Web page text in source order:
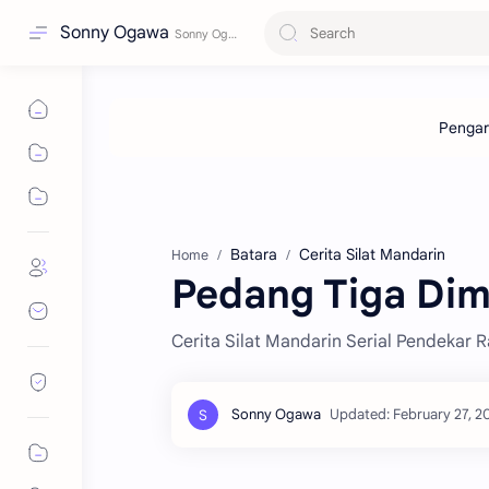
Sonny Ogawa
Home Batara Cerita Silat Mandarin
Pedang Tiga
Cerita Silat Mandarin Serial Pendekar